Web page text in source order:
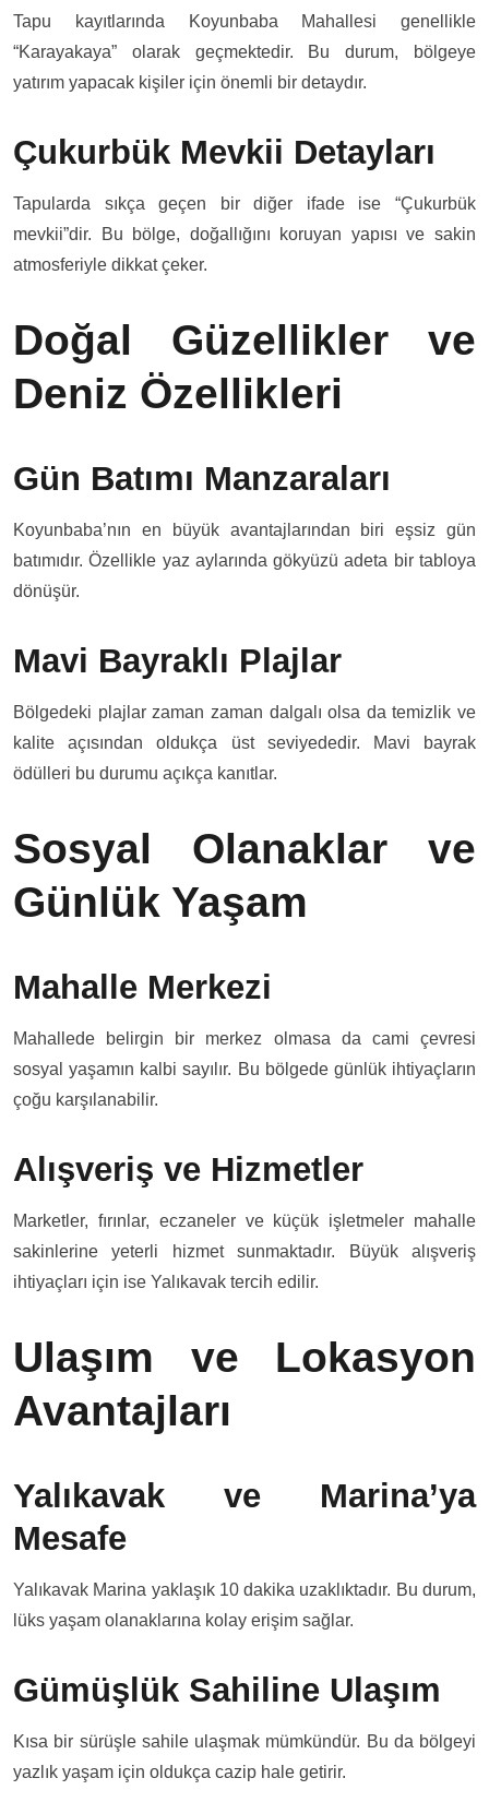
Tapu kayıtlarında Koyunbaba Mahallesi genellikle
“Karayakaya” olarak geçmektedir. Bu durum, bölgeye
yatırım yapacak kişiler için önemli bir detaydır.
Çukurbük Mevkii Detayları
Tapularda sıkça geçen bir diğer ifade ise “Çukurbük
mevkii”dir. Bu bölge, doğallığını koruyan yapısı ve sakin
atmosferiyle dikkat çeker.
Doğal Güzellikler ve
Deniz Özellikleri
Gün Batımı Manzaraları
Koyunbaba’nın en büyük avantajlarından biri eşsiz gün
batımıdır. Özellikle yaz aylarında gökyüzü adeta bir tabloya
dönüşür.
Mavi Bayraklı Plajlar
Bölgedeki plajlar zaman zaman dalgalı olsa da temizlik ve
kalite açısından oldukça üst seviyededir. Mavi bayrak
ödülleri bu durumu açıkça kanıtlar.
Sosyal Olanaklar ve
Günlük Yaşam
Mahalle Merkezi
Mahallede belirgin bir merkez olmasa da cami çevresi
sosyal yaşamın kalbi sayılır. Bu bölgede günlük ihtiyaçların
çoğu karşılanabilir.
Alışveriş ve Hizmetler
Marketler, fırınlar, eczaneler ve küçük işletmeler mahalle
sakinlerine yeterli hizmet sunmaktadır. Büyük alışveriş
ihtiyaçları için ise Yalıkavak tercih edilir.
Ulaşım ve Lokasyon
Avantajları
Yalıkavak ve Marina’ya
Mesafe
Yalıkavak Marina yaklaşık 10 dakika uzaklıktadır. Bu durum,
lüks yaşam olanaklarına kolay erişim sağlar.
Gümüşlük Sahiline Ulaşım
Kısa bir sürüşle sahile ulaşmak mümkündür. Bu da bölgeyi
yazlık yaşam için oldukça cazip hale getirir.